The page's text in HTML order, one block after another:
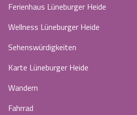
Ferienhaus Lüneburger Heide
Wellness Lüneburger Heide
Sehenswürdigkeiten
Karte Lüneburger Heide
Wandern
Fahrrad